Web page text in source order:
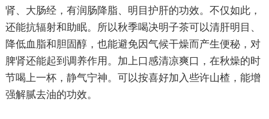
肾、大肠经，有润肠降脂、明目护肝的功效。不仅如此，
还能抗辐射和助眠。所以秋季喝决明子茶可以清肝明目、
降低血脂和胆固醇，也能避免因气候干燥而产生便秘，对
脾肾还能起到调养作用。加上口感清凉爽口，在秋燥的时
节喝上一杯，静气宁神。可以按喜好加入些许山楂，能增
强解腻去油的功效。